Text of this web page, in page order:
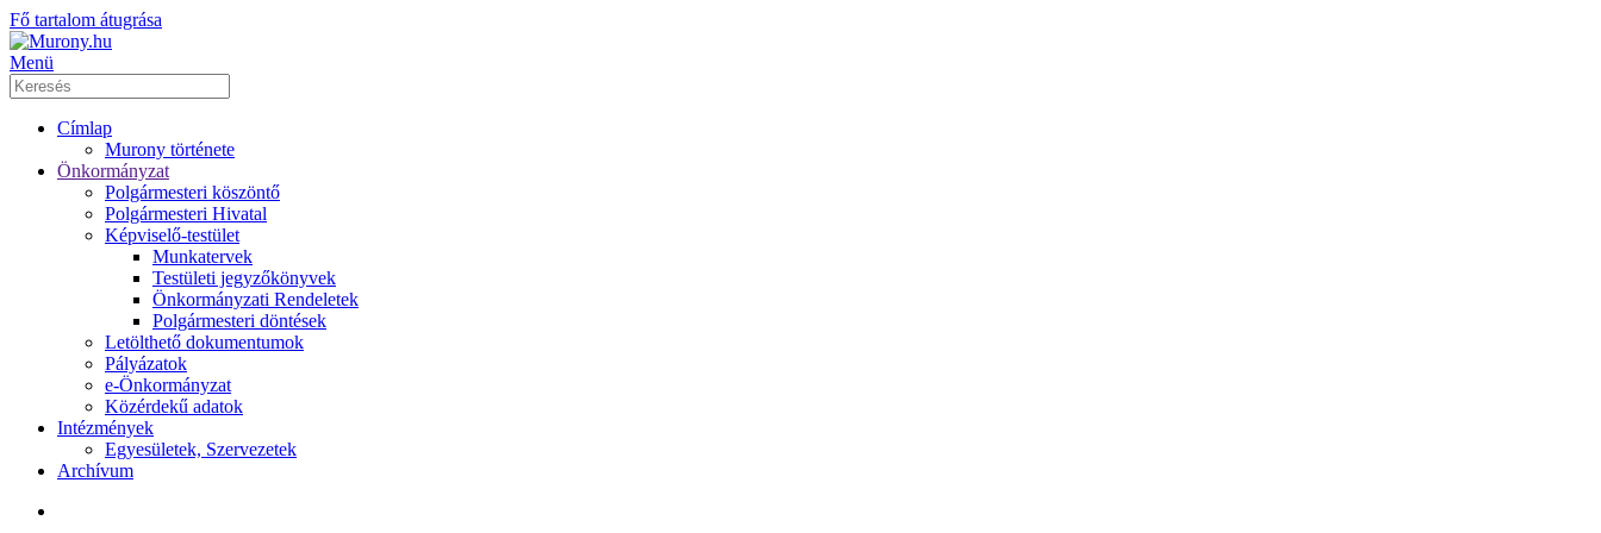
Fő tartalom átugrása
Menü
Címlap
Murony története
Önkormányzat
Polgármesteri köszöntő
Polgármesteri Hivatal
Képviselő-testület
Munkatervek
Testületi jegyzőkönyvek
Önkormányzati Rendeletek
Polgármesteri döntések
Letölthető dokumentumok
Pályázatok
e-Önkormányzat
Közérdekű adatok
Intézmények
Egyesületek, Szervezetek
Archívum